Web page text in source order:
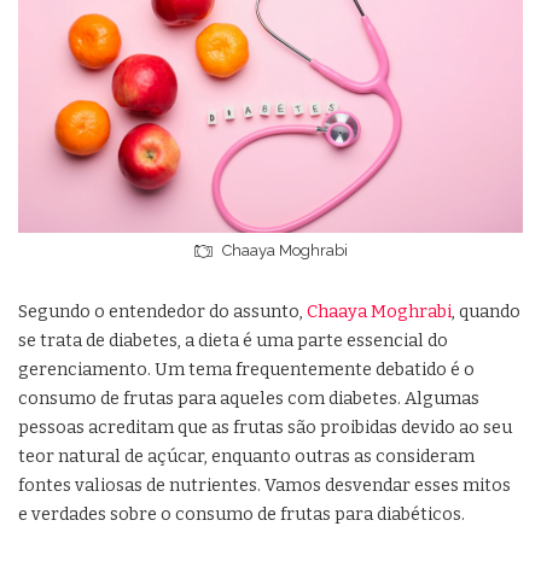
Chaaya Moghrabi
Segundo o entendedor do assunto, Chaaya Moghrabi, quando
se trata de diabetes, a dieta é uma parte essencial do
gerenciamento. Um tema frequentemente debatido é o
consumo de frutas para aqueles com diabetes. Algumas
pessoas acreditam que as frutas são proibidas devido ao seu
teor natural de açúcar, enquanto outras as consideram
fontes valiosas de nutrientes. Vamos desvendar esses mitos
e verdades sobre o consumo de frutas para diabéticos.